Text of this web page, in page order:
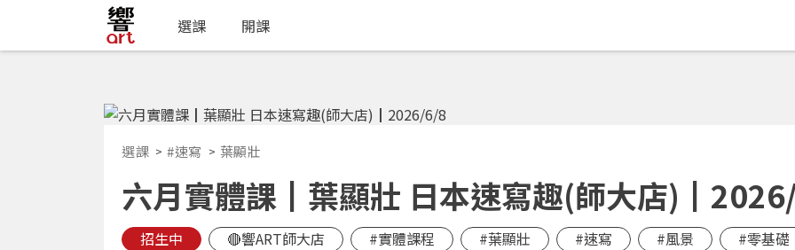
選課 開課
選課 #速寫 葉顯壯
六月實體課┃葉顯壯 日本速寫趣(師大店
招生中 🔴響ART師大店 #實體課程 #葉顯壯 #速寫 #風景 #零基礎